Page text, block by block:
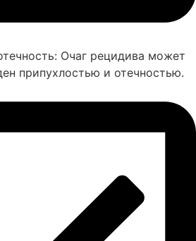
Очаг рецидива может
припухлостью и отечностью.